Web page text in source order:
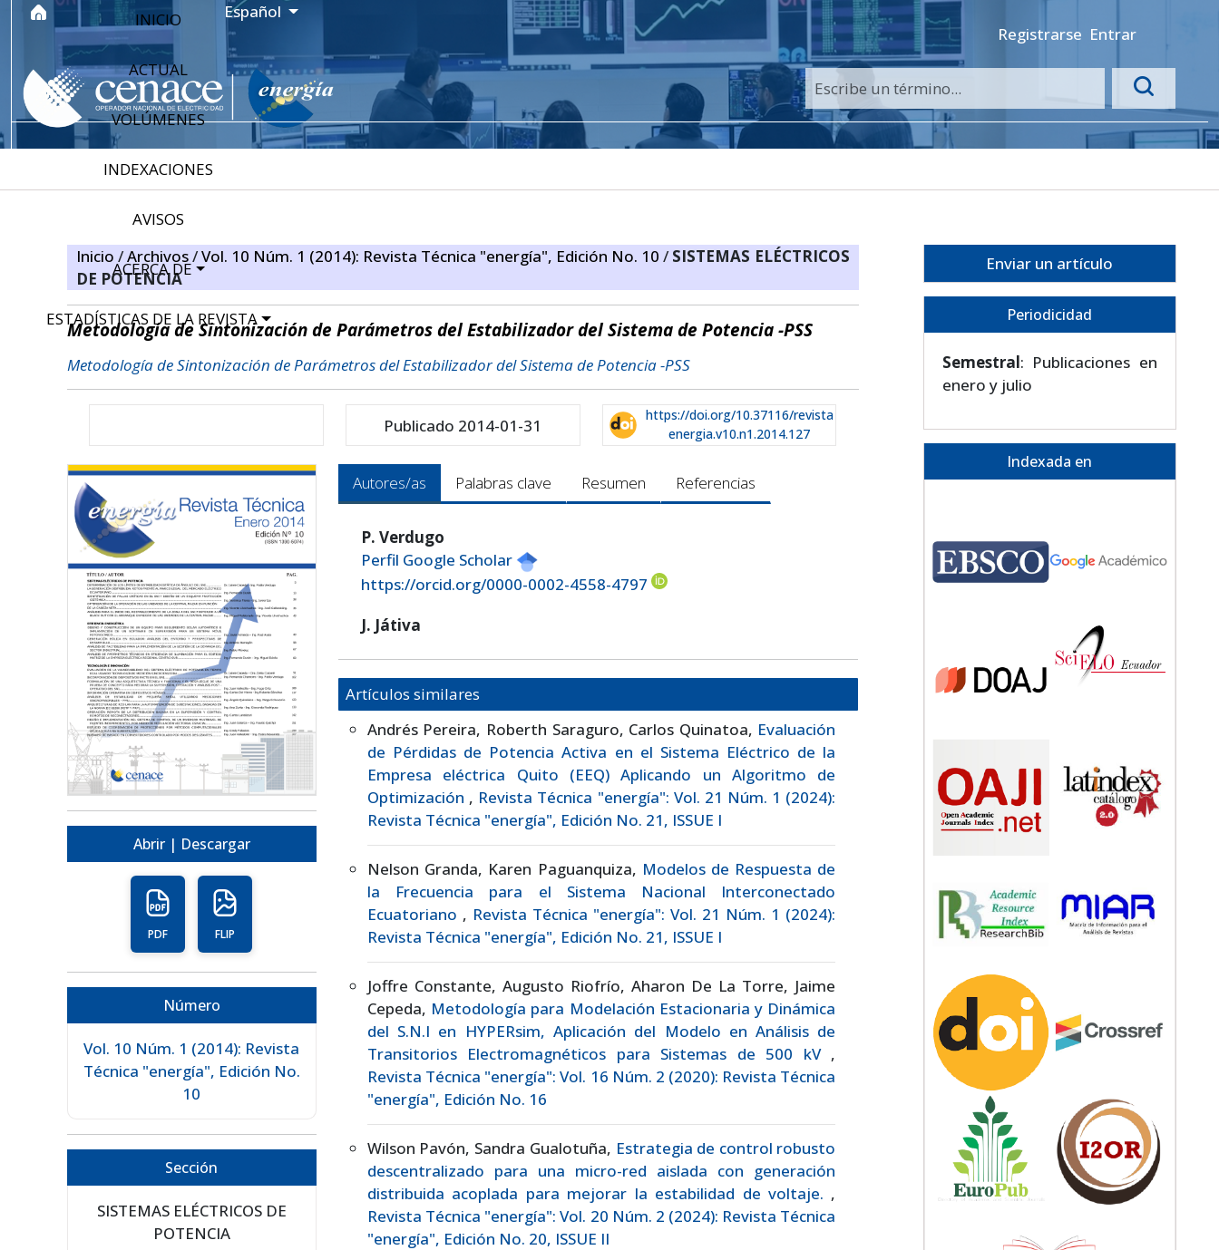
Ir al menú de navegación principal
Ir al contenido principal
Ir al pie de página del sitio Idioma
Español
Registrarse Entrar
INICIO
ACTUAL
VOLÚMENES
INDEXACIONES
AVISOS
ACERCA DE
ESTADÍSTICAS DE LA REVISTA
Inicio/Archivos/Vol. 10 Núm. 1 (2014): Revista Técnica "energía", Edición No. 10/ SISTEMAS ELÉCTRICOS
DE POTENCIA
Metodología de Sintonización de Parámetros del Estabilizador del Sistema de Potencia -PSS
Metodología de Sintonización de Parámetros del Estabilizador del Sistema de Potencia -PSS
Publicado 2014-01-31
https://doi.org/10.37116/revista
energia.v10.n1.2014.127
Abrir | Descargar
PDF FLIP
Número
Vol. 10 Núm. 1 (2014): Revista
Técnica "energía", Edición No.
10
Sección
SISTEMAS ELÉCTRICOS DE
POTENCIA
Autores/as Palabras clave Resumen Referencias
P. Verdugo
Perfil Google Scholar
https://orcid.org/0000-0002-4558-4797
J. Játiva
Artículos similares
Andrés Pereira, Roberth Saraguro, Carlos Quinatoa, Evaluación
de Pérdidas de Potencia Activa en el Sistema Eléctrico de la
Empresa eléctrica Quito (EEQ) Aplicando un Algoritmo de
Optimización , Revista Técnica "energía": Vol. 21 Núm. 1 (2024):
Revista Técnica "energía", Edición No. 21, ISSUE I
Nelson Granda, Karen Paguanquiza, Modelos de Respuesta de
la Frecuencia para el Sistema Nacional Interconectado
Ecuatoriano , Revista Técnica "energía": Vol. 21 Núm. 1 (2024):
Revista Técnica "energía", Edición No. 21, ISSUE I
Joffre Constante, Augusto Riofrío, Aharon De La Torre, Jaime
Cepeda, Metodología para Modelación Estacionaria y Dinámica
del S.N.I en HYPERsim, Aplicación del Modelo en Análisis de
Transitorios Electromagnéticos para Sistemas de 500 kV ,
Revista Técnica "energía": Vol. 16 Núm. 2 (2020): Revista Técnica
"energía", Edición No. 16
Wilson Pavón, Sandra Gualotuña, Estrategia de control robusto
descentralizado para una micro-red aislada con generación
distribuida acoplada para mejorar la estabilidad de voltaje. ,
Revista Técnica "energía": Vol. 20 Núm. 2 (2024): Revista Técnica
"energía", Edición No. 20, ISSUE II
Enviar un artículo
Periodicidad
Semestral: Publicaciones en
enero y julio
Indexada en